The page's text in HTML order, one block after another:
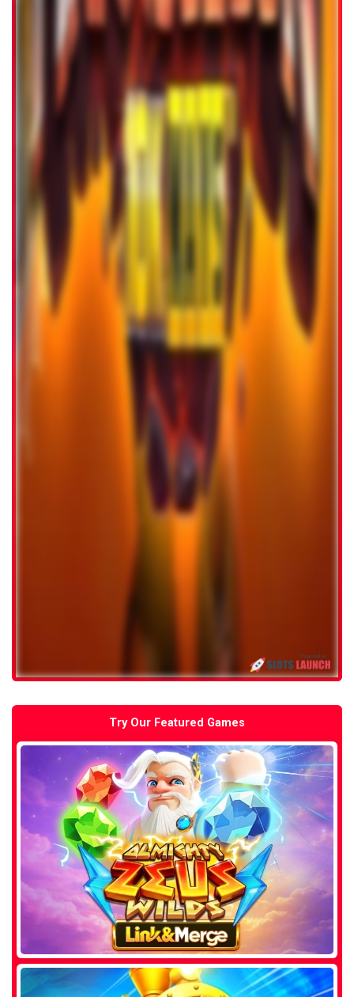
Try Our Featured Games